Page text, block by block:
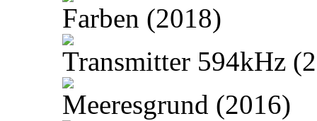
Farben (2018)
Transmitter 594kHz
Meeresgrund (2016)